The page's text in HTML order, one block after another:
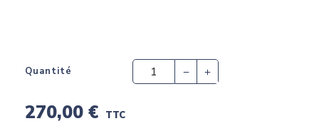
Quantité
270,00 € TTC